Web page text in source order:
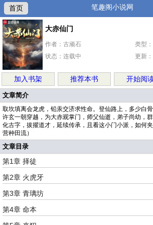
首页 笔趣阁小说网
大赤仙门
作者：古顽石
类型
状态：连载中
更新
加入书架 推荐本书 开始阅
文章简介
取坎填离会龙虎，铅汞交济求性命。登仙路上，多少白
许玄一朝穿越，为大赤观掌门，师父仙逝，弟子尚幼，
化古字，拔擢道才，延续传承，且看这小门小派，如何
营种田流）
文章目录
第1章 择徒
第2章 火虎牙
第3章 青璃坊
第4章 命本